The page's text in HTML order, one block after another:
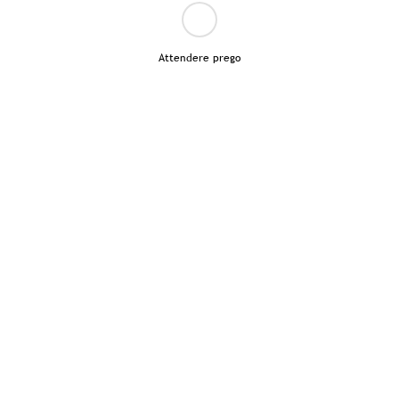
Attendere prego